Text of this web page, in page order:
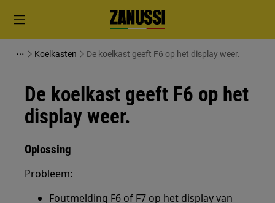
Koelkasten De koelkast geeft F6 op het display weer.
De koelkast geeft F6 op het
display weer.
Oplossing
Probleem:
Foutmelding F6 of F7 op het display van